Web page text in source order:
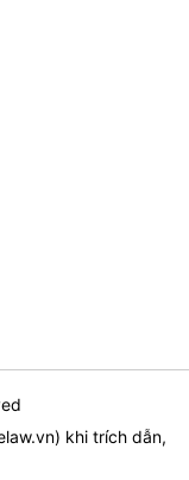
) khi trích dẫn,